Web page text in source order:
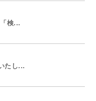
検...
たし...